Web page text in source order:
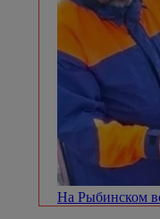
На Рыбинском